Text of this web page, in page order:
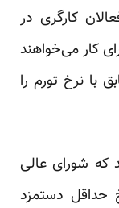
آن، فعالان کارگری در
کار می‌خواهند
با نرخ تورم را
که شورای عالی
اسفندماه نرخ حداقل دستمزد